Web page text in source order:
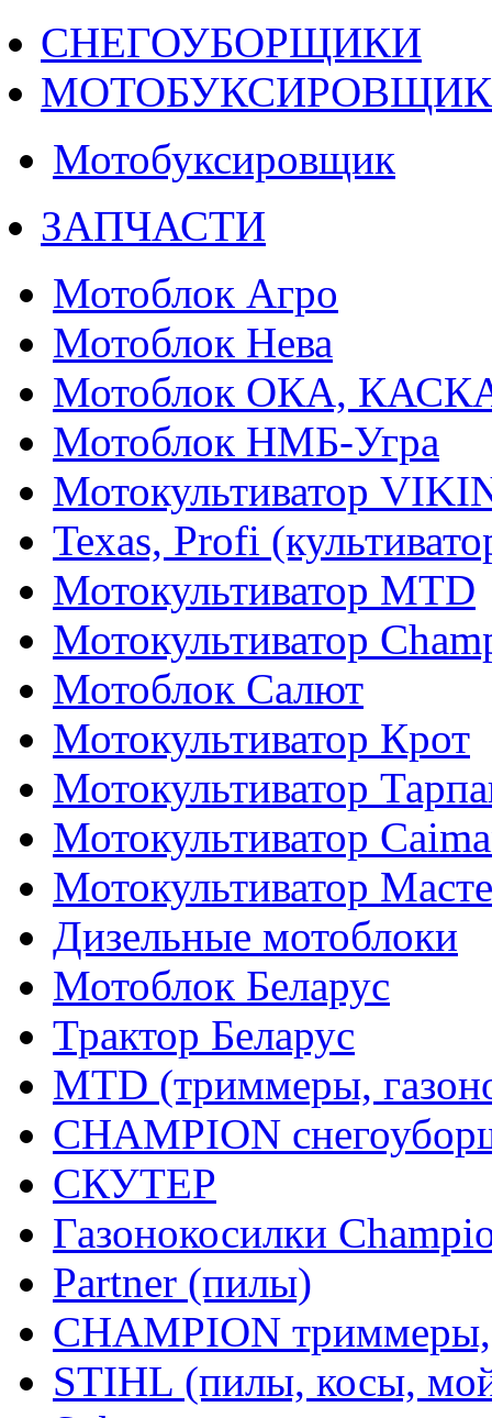
СНЕГОУБОРЩИКИ
Мотобуксировщик
ЗАПЧАСТИ
Мотоблок Агро
Мотоблок Нева
Мотоблок ОКА,
Мотоблок НМБ-Угра
Мотокультиватор
Texas, Profi
Мотокультиватор MTD
Мотокультиватор
Мотоблок Салют
Мотокультиватор Крот
Мотокультиватор
Мотокультиватор
Мотокультиватор
Дизельные мотоблоки
Мотоблок Беларус
Трактор Беларус
MTD (триммеры,
CHAMPION
СКУТЕР
Газонокосилки
Partner (пилы)
CHAMPION
STIHL (пилы, косы,